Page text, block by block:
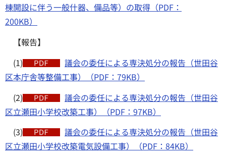
棟開設に伴う一般什器、備品等）の取得（PDF：
200KB）
【報告】
(1)
議会の委任による専決処分の報告（世田谷
区本庁舎等整備工事）（PDF：79KB）
(2)
議会の委任による専決処分の報告（世田谷
区立瀬田小学校改築工事）（PDF：97KB）
(3)
議会の委任による専決処分の報告（世田谷
区立瀬田小学校改築電気設備工事）（PDF：84KB）